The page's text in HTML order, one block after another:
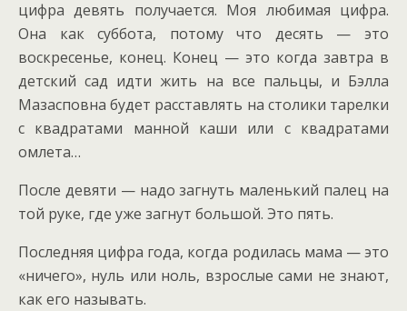
цифра девять получается. Моя любимая цифра.
Она как суббота, потому что десять — это
воскресенье, конец. Конец — это когда завтра в
детский сад идти жить на все пальцы, и Бэлла
Мазасповна будет расставлять на столики тарелки
с квадратами манной каши или с квадратами
омлета…
После девяти — надо загнуть маленький палец на
той руке, где уже загнут большой. Это пять.
Последняя цифра года, когда родилась мама — это
«ничего», нуль или ноль, взрослые сами не знают,
как его называть.